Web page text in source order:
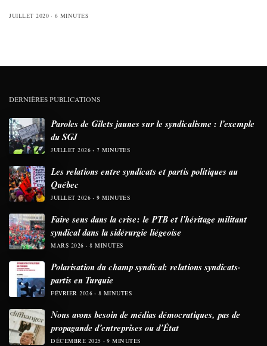
JUILLET 2020 6 MINUTES
DERNIÈRES PUBLICATIONS
Paroles de Gilets jaunes sur le syndicalisme : l’exemple
du SGJ
JUILLET 2026 7 MINUTES
Les relations entre syndicats et partis politiques au
Québec
JUILLET 2026 9 MINUTES
Faire sens dans la crise: le PTB et l’héritage militant
syndical dans la sidérurgie liégeoise
MARS 2026 8 MINUTES
Polarisation du champ syndical: relations syndicats-
partis en Turquie
FÉVRIER 2026 8 MINUTES
Nous avons besoin de médias démocratiques, pas de
propagande d’entreprises ou d’État
DÉCEMBRE 2025 9 MINUTES